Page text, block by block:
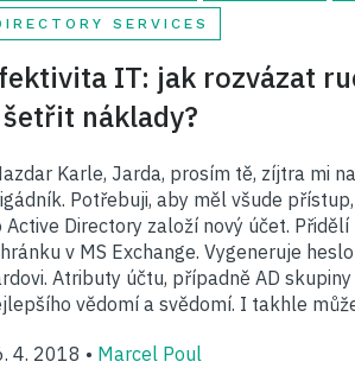
SERVICES
IT: jak rozvázat
náklady?
Karle, Jarda, prosím tě, zíjtra mi
Potřebuji, aby měl všude
Active Directory založí nový účet.
v MS Exchange. Vygeneruje
Atributy účtu, případně AD
vědomí a svědomí. I takhle
4. 2018 • Marcel Poul